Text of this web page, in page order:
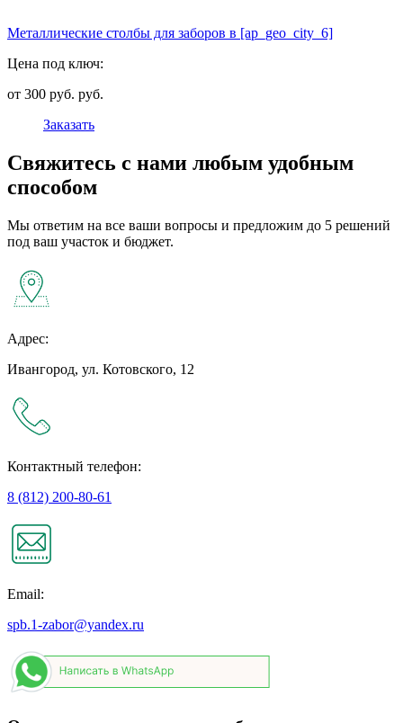
Металлические столбы для заборов в [ap_geo_city_6]
Цена под ключ:
от 300 руб. руб.
Заказать
Свяжитесь с нами любым удобным
способом
Мы ответим на все ваши вопросы и предложим до 5 решений
под ваш участок и бюджет.
Адрес:
Ивангород, ул. Котовского, 12
Контактный телефон:
8 (812) 200-80-61
Email:
spb.1-zabor@yandex.ru